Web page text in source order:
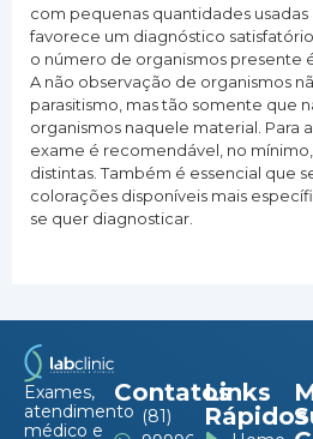
com pequenas quantidades
favorece um diagnóstico
o número de organismos presente
A não observação de organismos
parasitismo, mas tão somente que
organismos naquele material. Para
exame é recomendável, no
distintas. Também é essencial que
colorações disponíveis mais
se quer diagnosticar.
Exames,
atendimento
médico e
Contatos
(81)
Links
Rápidos